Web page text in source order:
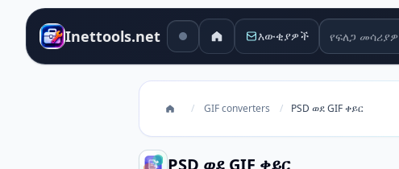
Inettools.net እውቂያዎች የፍለጋ መሳሪያዎች
/ GIF converters / PSD ወደ GIF ቀይር
PSD ወደ GIF ቀይር